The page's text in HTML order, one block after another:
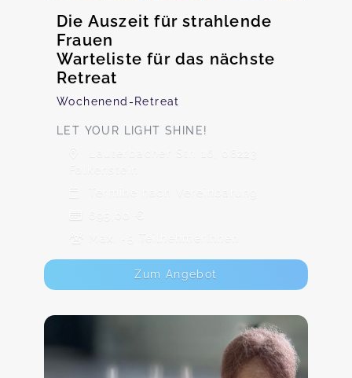
Die Auszeit für strahlende
Frauen
Warteliste für das nächste
Retreat
Wochenend-Retreat
LET YOUR LIGHT SHINE!
Lauterbacher Str. 16, 08223
Falkenstein
Termine nach Vereinbarung
695,00 €
Max. -5 TeilnehmerInnen
Zum Angebot